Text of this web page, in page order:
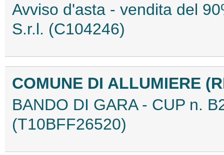
Avviso d'asta - vendita del
S.r.l. (C104246)
COMUNE DI ALLUMIERE
BANDO DI GARA - CUP n.
(T10BFF26520)